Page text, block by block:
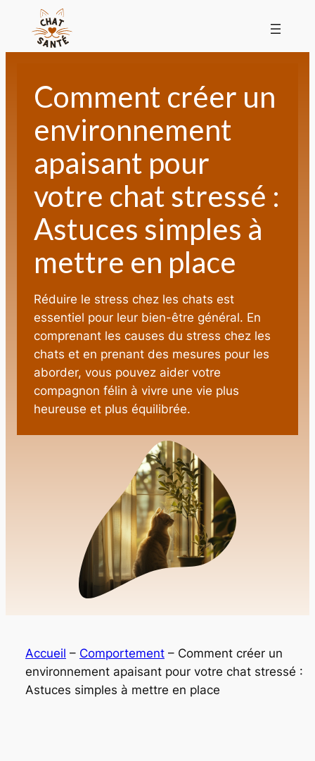
Comment créer un
environnement
apaisant pour
votre chat stressé :
Astuces simples à
mettre en place
Réduire le stress chez les chats est
essentiel pour leur bien-être général. En
comprenant les causes du stress chez les
chats et en prenant des mesures pour les
aborder, vous pouvez aider votre
compagnon félin à vivre une vie plus
heureuse et plus équilibrée.
Accueil – Comportement – Comment créer un
environnement apaisant pour votre chat stressé :
Astuces simples à mettre en place